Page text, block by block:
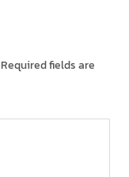
Required fields are